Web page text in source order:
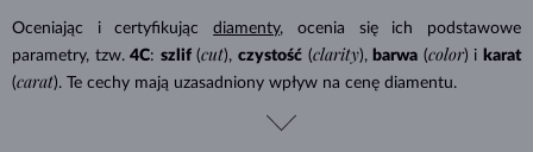
Oceniając i certyfikującdiamenty, ocenia się ich podstawowe
parametry, tzw. 4C: szlif (cut), czystość (clarity), barwa (color) i karat
(carat). Te cechy mają uzasadniony wpływ na cenę diamentu.